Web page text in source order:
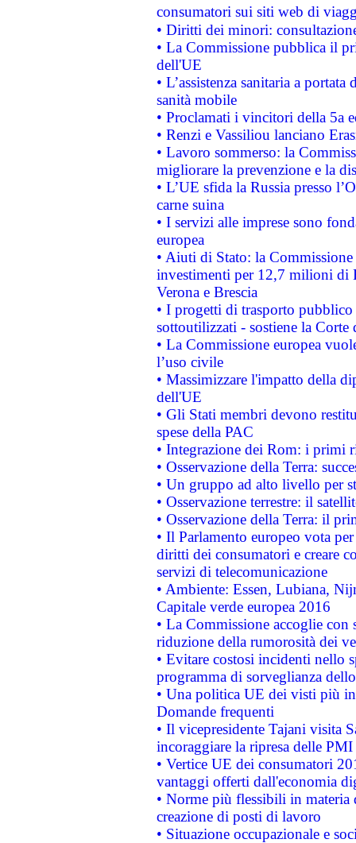
consumatori sui siti web di
• Diritti dei minori:
• La Commissione pubblica il
dell'UE
• L’assistenza sanitaria a
sanità mobile
• Proclamati i vincitori della 5a
• Renzi e Vassiliou lanciano
• Lavoro sommerso: la
migliorare la prevenzione e la
• L’UE sfida la Russia presso
carne suina
• I servizi alle imprese sono
europea
• Aiuti di Stato: la
investimenti per 12,7 milioni di
Verona e Brescia
• I progetti di trasporto
sottoutilizzati - sostiene la Corte
• La Commissione europea
l’uso civile
• Massimizzare l'impatto della
dell'UE
• Gli Stati membri devono
spese della PAC
• Integrazione dei Rom: i primi
• Osservazione della Terra:
• Un gruppo ad alto livello per
• Osservazione terrestre: il
• Osservazione della Terra: il
• Il Parlamento europeo vota
diritti dei consumatori e creare
servizi di telecomunicazione
• Ambiente: Essen, Lubiana,
Capitale verde europea 2016
• La Commissione accoglie
riduzione della rumorosità dei
• Evitare costosi incidenti nello
programma di sorveglianza
• Una politica UE dei visti più
Domande frequenti
• Il vicepresidente Tajani visita
incoraggiare la ripresa delle
• Vertice UE dei consumatori
vantaggi offerti dall'economia
• Norme più flessibili in materia
creazione di posti di lavoro
• Situazione occupazionale e